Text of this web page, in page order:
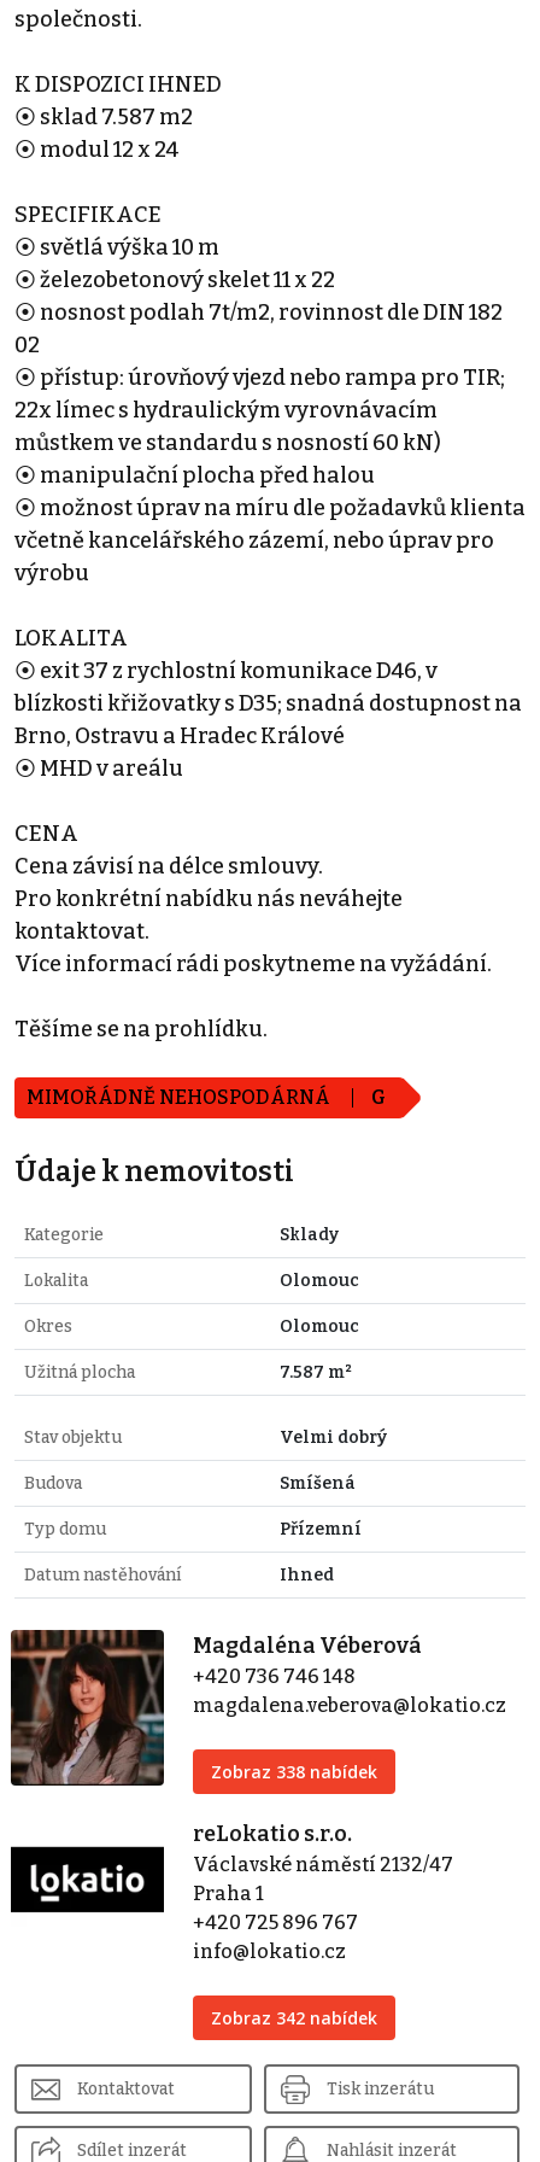
společnosti.
K DISPOZICI IHNED
⦿ sklad 7.587 m2
⦿ modul 12 x 24
SPECIFIKACE
⦿ světlá výška 10 m
⦿ železobetonový skelet 11 x 22
⦿ nosnost podlah 7t/m2, rovinnost dle DIN 182
02
⦿ přístup: úrovňový vjezd nebo rampa pro TIR;
22x límec s hydraulickým vyrovnávacím
můstkem ve standardu s nosností 60 kN)
⦿ manipulační plocha před halou
⦿ možnost úprav na míru dle požadavků klienta
včetně kancelářského zázemí, nebo úprav pro
výrobu
LOKALITA
⦿ exit 37 z rychlostní komunikace D46, v
blízkosti křižovatky s D35; snadná dostupnost na
Brno, Ostravu a Hradec Králové
⦿ MHD v areálu
CENA
Cena závisí na délce smlouvy.
Pro konkrétní nabídku nás neváhejte
kontaktovat.
Více informací rádi poskytneme na vyžádání.
Těšíme se na prohlídku.
MIMOŘÁDNĚ NEHOSPODÁRNÁ G
Údaje k nemovitosti
Kategorie Sklady
Lokalita Olomouc
Okres Olomouc
Užitná plocha 7.587 m²
Stav objektu Velmi dobrý
Budova Smíšená
Typ domu Přízemní
Datum nastěhování Ihned
Magdaléna Véberová
+420 736 746 148
magdalena.veberova@lokatio.cz
Zobraz 338 nabídek
reLokatio s.r.o.
Václavské náměstí 2132/47
Praha 1
+420 725 896 767
info@lokatio.cz
Zobraz 342 nabídek
Kontaktovat Tisk inzerátu
Sdílet inzerát Nahlásit inzerát